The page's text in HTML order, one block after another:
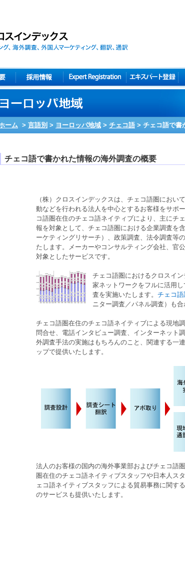
ーム > 言語別 > ヨーロッパ地域 > チェコ語> チェコ語で書
チェコ語で書かれた情報の海外調査の概要
（株）クロスインデックスは、 チェコ語圏 において
動などを行われる法人を中心とするお客様をサポー
コ語圏在住のチェコ語ネイティブにより、主にチ
報を対象として、 チェコ語圏 における企業調査を
ーケティングリサーチ ）、 政策調査、 法令調査等の
たします。メーカーやコンサルティング会社、官
対象としたサービスです。
チェコ語圏 におけるクロスイ
家ネットワークをフルに活用し
査を実施いたします。 チェコ
ニター調査 ／パネル調査 ）も合
チェコ語圏在住のチェコ語ネイティブによる現地
問合せ、 電話インタビュー調査、 インターネット
外調査手法の実施はもちろんのこと、関連する一
ップで提供いたします。
法人のお客様の国内の海外事業部およびチェコ語圏
圏在住のチェコ語ネイティブスタッフや 日本人 ス
ェコ語ネイティブスタッフによる貿易事務に関する
のサービスも提供いたします。